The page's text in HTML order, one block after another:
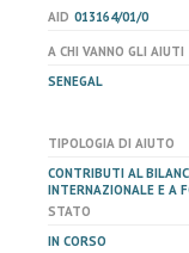
AID 013164/01/0
A CHI VANNO GLI AIUTI
SENEGAL
TIPOLOGIA DI AIUTO
CONTRIBUTI AL
INTERNAZIONALE E A
STATO
IN CORSO